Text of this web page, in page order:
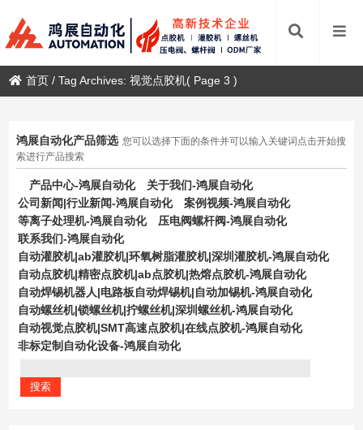
首页 /Tag Archives: 视觉点胶机( Page 3 )
鸿展自动化产品筛选 您可以选择下面的条件并可以输入关键词点击开始搜
索进行产品搜索
产品中心-鸿展自动化
关于我们-鸿展自动化
公司新闻|行业新闻-鸿展自动化
案例视频-鸿展自动化
等离子处理机-鸿展自动化
压电阀螺杆阀-鸿展自动化
联系我们-鸿展自动化
自动灌胶机|ab灌胶机|环氧树脂灌胶机|深圳灌胶机-鸿展自动化
自动点胶机|精密点胶机|ab点胶机|热熔点胶机-鸿展自动化
自动焊锡机器人|电路板自动焊锡机|自动加锡机-鸿展自动化
自动螺丝机|锁螺丝机|拧螺丝机|深圳螺丝机-鸿展自动化
自动视觉点胶机|SMT高速点胶机|在线点胶机-鸿展自动化
非标定制自动化设备-鸿展自动化